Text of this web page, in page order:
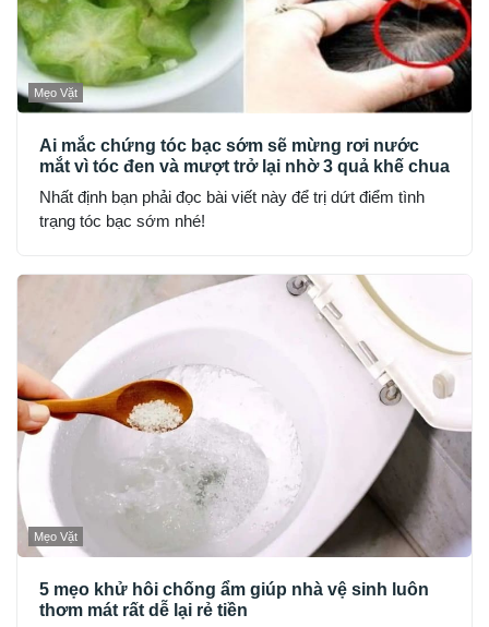
Mẹo Vặt
Ai mắc chứng tóc bạc sớm sẽ mừng rơi nước
mắt vì tóc đen và mượt trở lại nhờ 3 quả khế chua
Nhất định bạn phải đọc bài viết này để trị dứt điểm tình
trạng tóc bạc sớm nhé!
Mẹo Vặt
5 mẹo khử hôi chống ẩm giúp nhà vệ sinh luôn
thơm mát rất dễ lại rẻ tiền